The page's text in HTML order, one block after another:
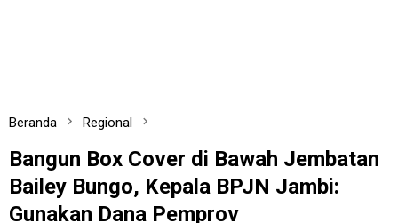
Beranda Regional
Bangun Box Cover di Bawah Jembatan
Bailey Bungo, Kepala BPJN Jambi:
Gunakan Dana Pemprov